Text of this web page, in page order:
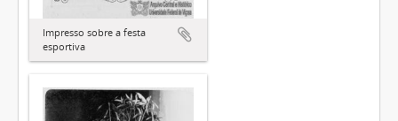
Impresso sobre a festa
esportiva